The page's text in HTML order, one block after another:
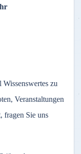
zu
Veranstaltungen
fragen Sie uns